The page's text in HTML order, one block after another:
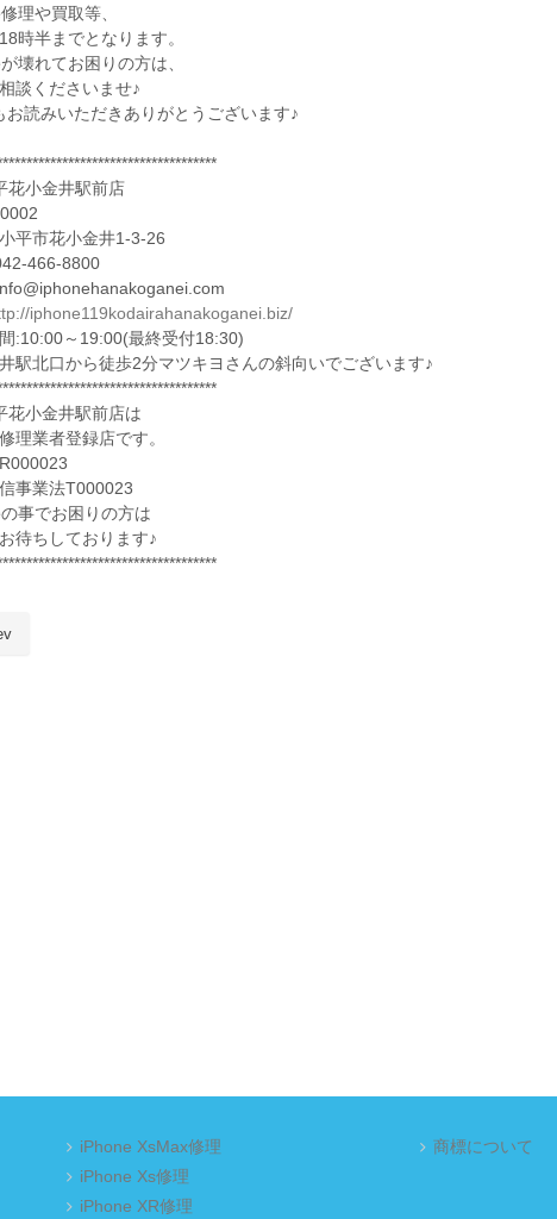
理や買取等、
時半までとなります。
壊れてお困りの方は、
談くださいませ♪
お読みいただきありがとうございます♪
花小金井駅前店
平市花小金井1-3-26
466-8800
iphone119kodairahanakoganei.biz/
:10:00～19:00(最終受付18:30)
駅北口から徒歩2分マツキヨさんの斜向いでございます♪
花小金井駅前店は
理業者登録店です。
事業法T000023
事でお困りの方は
待ちしております♪
iPhone XsMax修理
iPhone Xs修理
iPhone XR修理
商標について